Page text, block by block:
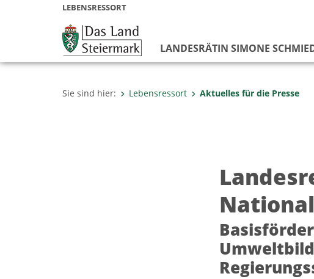
LEBENSRESSORT
LANDESRÄTIN SIMONE
Sie sind hier: Lebensressort Aktuelles für die Presse